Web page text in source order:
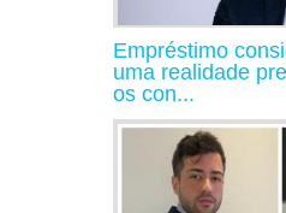
Empréstimo
uma realidade
os con...